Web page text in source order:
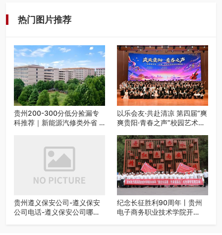
热门图片推荐
贵州200-300分低分捡漏专
科推荐｜新能源汽修类外省 5
以乐会友·共赴清凉 第四届“爽
爽贵阳·青春之声”校园艺术交
贵州遵义保安公司-遵义保安
公司电话-遵义保安公司哪家
纪念长征胜利90周年丨贵州
电子商务职业技术学院开